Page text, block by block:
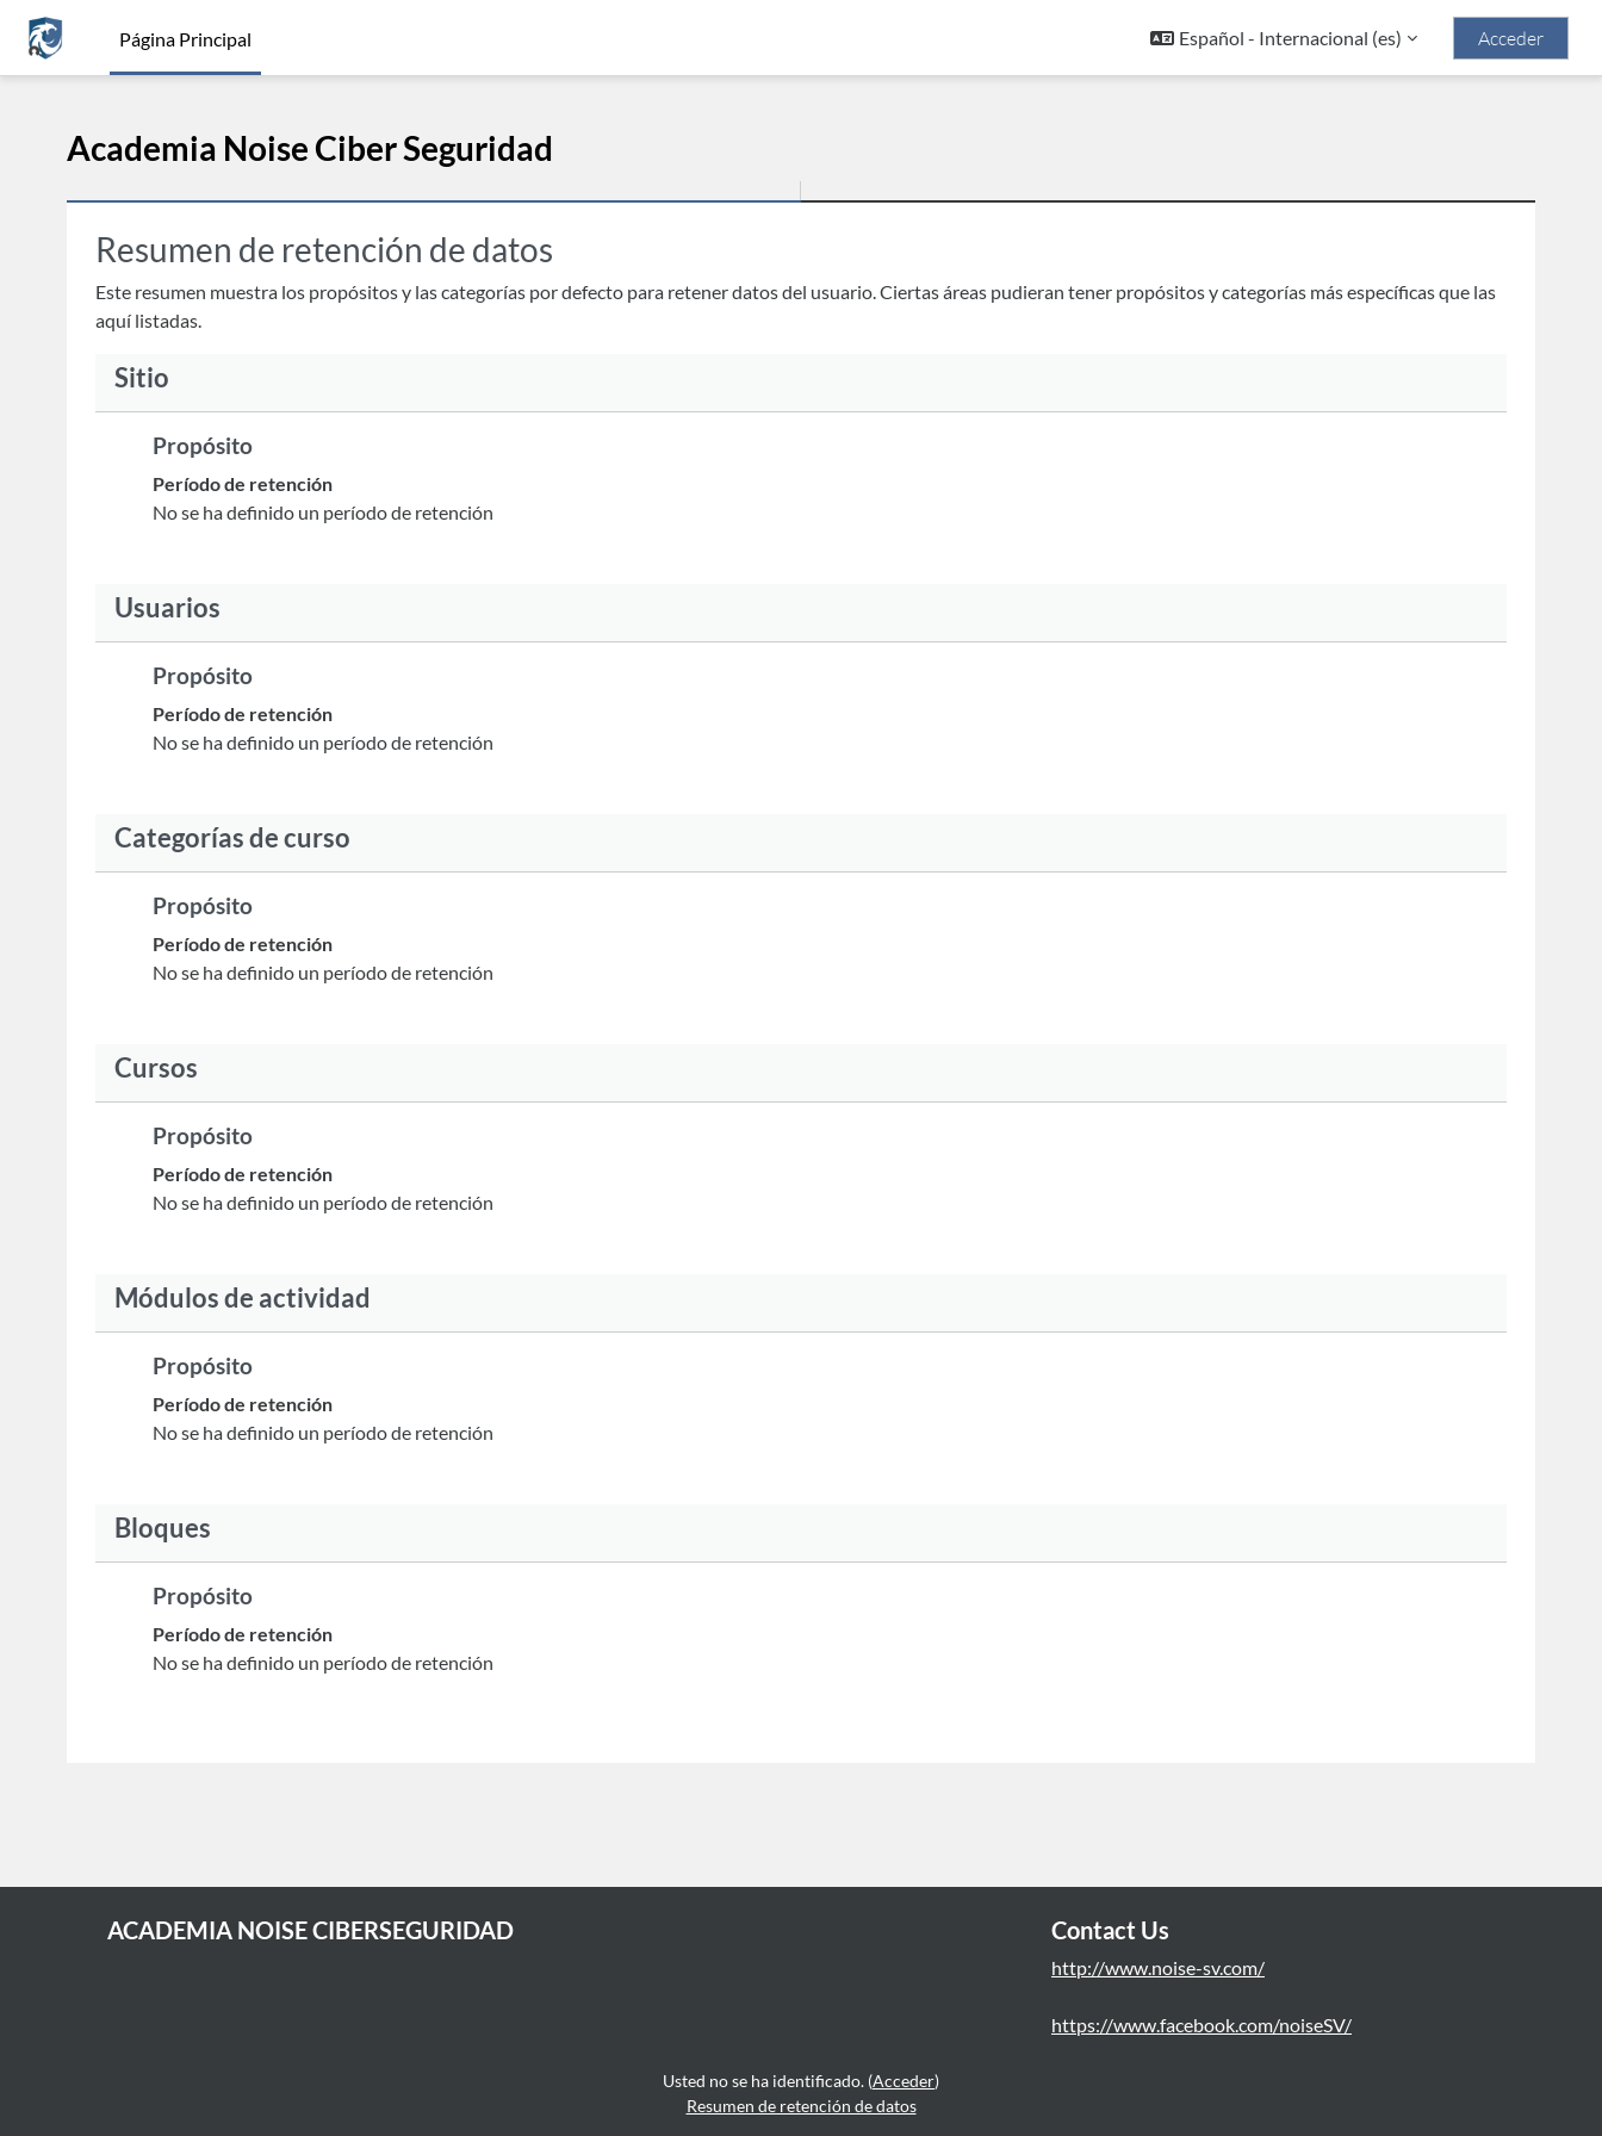
Salta al contenido principal
Página Principal
Español - Internacional ‎(es)‎ Acceder
Academia Noise Ciber Seguridad
Resumen de retención de datos
Este resumen muestra los propósitos y las categorías por defecto para retener datos del usuario. Ciertas áreas pudieran tener propósitos y categorías más específicas que las
aquí listadas.
Sitio
Propósito
Período de retención
No se ha definido un período de retención
Usuarios
Propósito
Período de retención
No se ha definido un período de retención
Categorías de curso
Propósito
Período de retención
No se ha definido un período de retención
Cursos
Propósito
Período de retención
No se ha definido un período de retención
Módulos de actividad
Propósito
Período de retención
No se ha definido un período de retención
Bloques
Propósito
Período de retención
No se ha definido un período de retención
ACADEMIA NOISE CIBERSEGURIDAD Contact Us
http://www.noise-sv.com/
https://www.facebook.com/noiseSV/
Usted no se ha identificado. (Acceder)
Resumen de retención de datos